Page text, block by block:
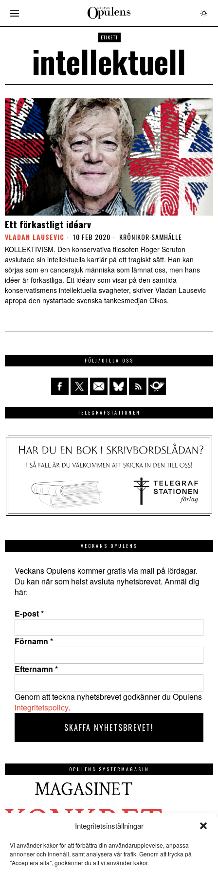
Integritetsinställningar
Vi använder kakor för att förbättra din användarupplevelse, anpassa
annonser och innehåll, samt analysera vår trafik. Genom att trycka på
"Acceptera alla", godkänner du att vi använder kakor.
ETIKETT
intellektuell
Ett förkastligt idéarv
VLADAN LAUSEVIC 10 FEB 2020 KRÖNIKOR·SAMHÄLLE
KOLLEKTIVISM. Den konservativa filosofen Roger Scruton
avslutade sin intellektuella karriär på ett tragiskt sätt. Han kan
sörjas som en cancersjuk människa som lämnat oss, men hans
idéer är förkastliga. Ett idéarv som visar på den samtida
konservatismens intellektuella svagheter, skriver Vladan Lausevic
apropå den nystartade svenska tankesmedjan Oikos.
FÖLJ/GILLA OSS
TELEGRAFSTATIONEN
VECKANS OPULENS
Veckans Opulens kommer gratis via mail på lördagar.
Du kan när som helst avsluta nyhetsbrevet. Anmäl dig
här:
E-post*
Förnamn *
Efternamn *
Genom att teckna nyhetsbrevet godkänner du Opulens
integritetspolicy.
OPULENS SYSTERMAGASIN